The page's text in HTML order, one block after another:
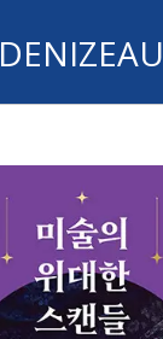
DENIZEAU